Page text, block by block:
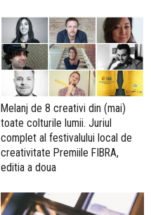
Melanj de 8 creativi din (mai)
toate colturile lumii. Juriul
complet al festivalului local de
creativitate Premiile FIBRA,
editia a doua